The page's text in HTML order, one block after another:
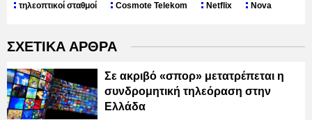
τηλεοπτικοί σταθμοί Cosmote Telekom Netflix Nova
ΣΧΕΤΙΚΑ ΑΡΘΡΑ
Σε ακριβό «σπορ» μετατρέπεται η
συνδρομητική τηλεόραση στην
Ελλάδα